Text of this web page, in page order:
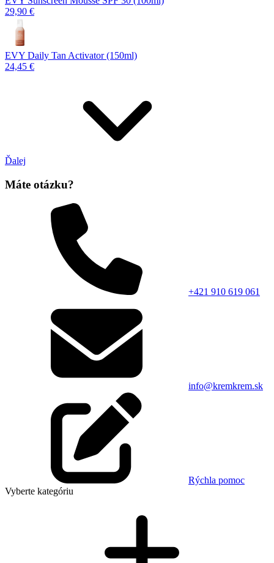
29,90 €
EVY Daily Tan Activator (150ml)
24,45 €
Ďalej
Máte otázku?
+421 910 619 061
info@kremkrem.sk
Rýchla pomoc
Vyberte kategóriu